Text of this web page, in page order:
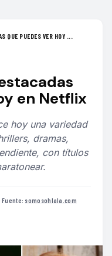
QUE PUEDES VER HOY ...
en Netflix
hoy una variedad
dramas,
con títulos
·Fuente: somosohlala.com